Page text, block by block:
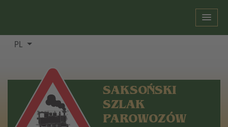
PL
SAKSOŃSKI
SZLAK
PAROWOZÓW